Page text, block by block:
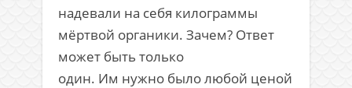
надевали на себя килограммы
мёртвой органики. Зачем? Ответ
может быть только
один. Им нужно было любой ценой